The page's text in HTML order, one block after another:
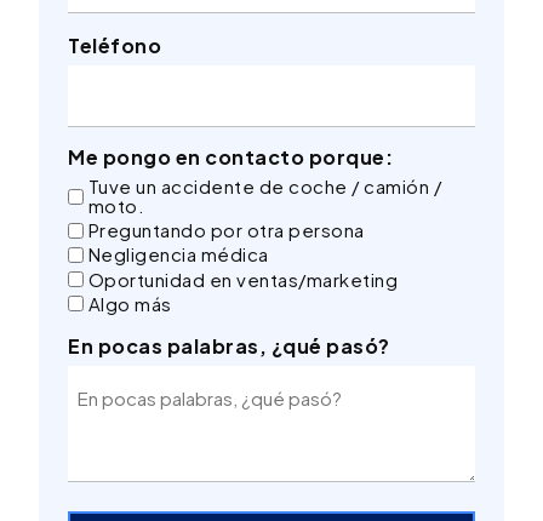
Teléfono
Me pongo en contacto porque:
Tuve un accidente de coche / camión /
moto.
Preguntando por otra persona
Negligencia médica
Oportunidad en ventas/marketing
Algo más
En pocas palabras, ¿qué pasó?